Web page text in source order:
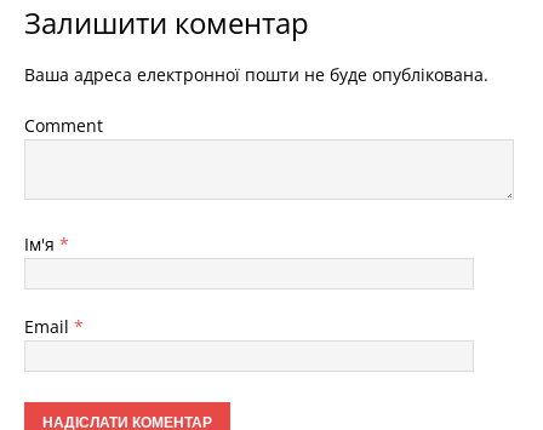
Залишити коментар
Ваша адреса електронної пошти не буде опублікована.
Comment
Ім'я *
Email *